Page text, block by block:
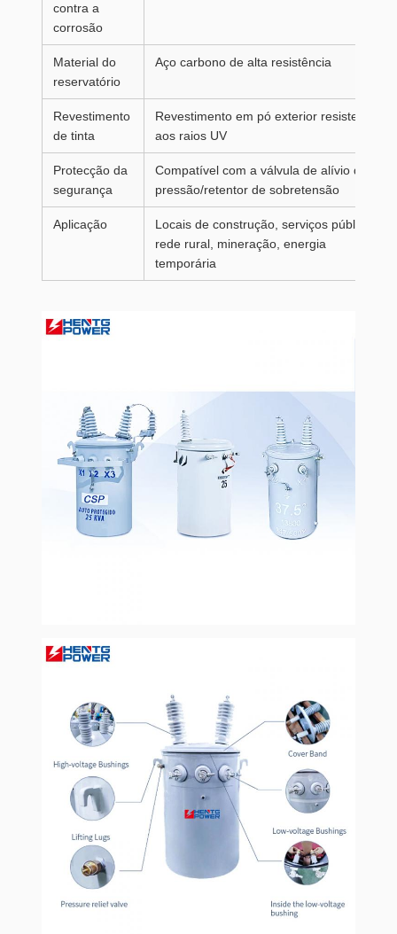
contra a
corrosão
Material do
reservatório
Aço carbono de alta resistência
Revestimento
de tinta
Revestimento em pó exterior resistente
aos raios UV
Protecção da
segurança
Compatível com a válvula de alívio de
pressão/retentor de sobretensão
Aplicação
Locais de construção, serviços públicos,
rede rural, mineração, energia
temporária